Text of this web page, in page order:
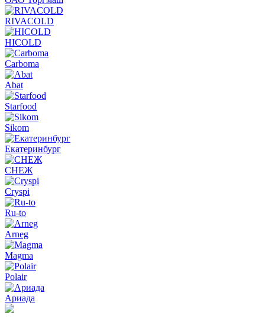
RIVACOLD
HICOLD
Carboma
Abat
Starfood
Sikom
Екатеринбург
СНЕЖ
Cryspi
Ru-to
Arneg
Magma
Polair
Ариада